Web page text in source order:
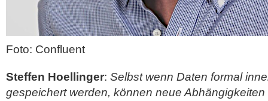
Foto: Confluent
Steffen Hoellinger: Selbst wenn Daten formal
gespeichert werden, können neue